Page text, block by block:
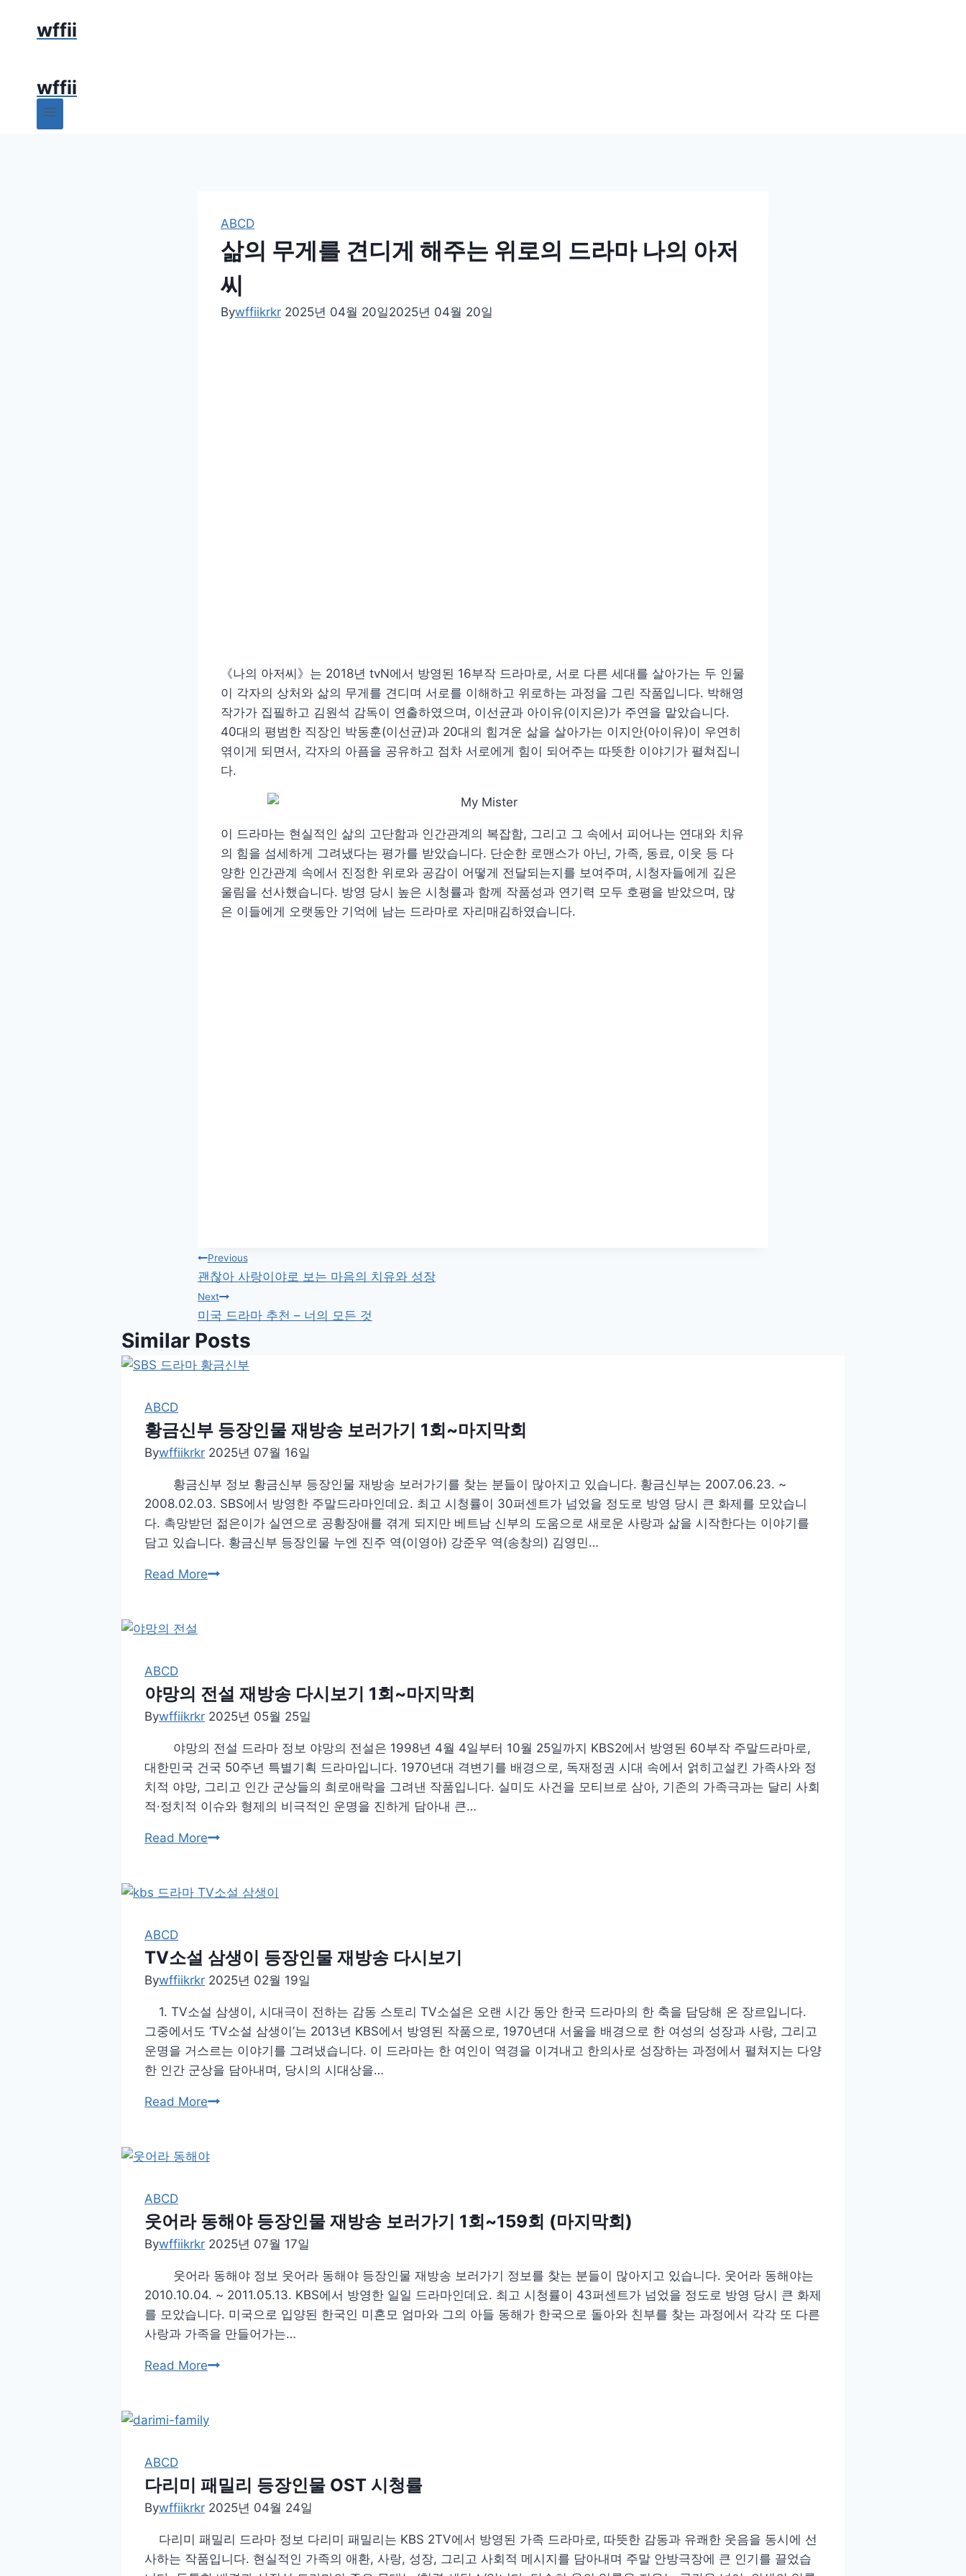
wffii
wffii
ABCD
삶의 무게를 견디게 해주는 위로의 드라마 나의 아저
씨
Bywffiikrkr 2025년 04월 20일2025년 04월 20일
《나의 아저씨》는 2018년 tvN에서 방영된 16부작 드라마로, 서로 다른 세대를 살아가는 두 인물
이 각자의 상처와 삶의 무게를 견디며 서로를 이해하고 위로하는 과정을 그린 작품입니다. 박해영
작가가 집필하고 김원석 감독이 연출하였으며, 이선균과 아이유(이지은)가 주연을 맡았습니다.
40대의 평범한 직장인 박동훈(이선균)과 20대의 힘겨운 삶을 살아가는 이지안(아이유)이 우연히
엮이게 되면서, 각자의 아픔을 공유하고 점차 서로에게 힘이 되어주는 따뜻한 이야기가 펼쳐집니
다.
이 드라마는 현실적인 삶의 고단함과 인간관계의 복잡함, 그리고 그 속에서 피어나는 연대와 치유
의 힘을 섬세하게 그려냈다는 평가를 받았습니다. 단순한 로맨스가 아닌, 가족, 동료, 이웃 등 다
양한 인간관계 속에서 진정한 위로와 공감이 어떻게 전달되는지를 보여주며, 시청자들에게 깊은
울림을 선사했습니다. 방영 당시 높은 시청률과 함께 작품성과 연기력 모두 호평을 받았으며, 많
은 이들에게 오랫동안 기억에 남는 드라마로 자리매김하였습니다.
글
탐
색
Previous
괜찮아 사랑이야로 보는 마음의 치유와 성장
Next
미국 드라마 추천 – 너의 모든 것
Similar Posts
ABCD
황금신부 등장인물 재방송 보러가기 1회~마지막회
Bywffiikrkr 2025년 07월 16일
황금신부 정보 황금신부 등장인물 재방송 보러가기를 찾는 분들이 많아지고 있습니다. 황금신부는 2007.06.23. ~
2008.02.03. SBS에서 방영한 주말드라마인데요. 최고 시청률이 30퍼센트가 넘었을 정도로 방영 당시 큰 화제를 모았습니
다. 촉망받던 젊은이가 실연으로 공황장애를 겪게 되지만 베트남 신부의 도움으로 새로운 사랑과 삶을 시작한다는 이야기를
담고 있습니다. 황금신부 등장인물 누엔 진주 역(이영아) 강준우 역(송창의) 김영민…
Read More황
인
물
방
송
보
러
기
회
막
회
ABCD
야망의 전설 재방송 다시보기 1회~마지막회
Bywffiikrkr 2025년 05월 25일
야망의 전설 드라마 정보 야망의 전설은 1998년 4월 4일부터 10월 25일까지 KBS2에서 방영된 60부작 주말드라마로,
대한민국 건국 50주년 특별기획 드라마입니다. 1970년대 격변기를 배경으로, 독재정권 시대 속에서 얽히고설킨 가족사와 정
치적 야망, 그리고 인간 군상들의 희로애락을 그려낸 작품입니다. 실미도 사건을 모티브로 삼아, 기존의 가족극과는 달리 사회
적·정치적 이슈와 형제의 비극적인 운명을 진하게 담아내 큰…
Read More야
전
방
송
시
보
기
1
~
지
막
ABCD
TV소설 삼생이 등장인물 재방송 다시보기
Bywffiikrkr 2025년 02월 19일
1. TV소설 삼생이, 시대극이 전하는 감동 스토리 TV소설은 오랜 시간 동안 한국 드라마의 한 축을 담당해 온 장르입니다.
그중에서도 ‘TV소설 삼생이’는 2013년 KBS에서 방영된 작품으로, 1970년대 서울을 배경으로 한 여성의 성장과 사랑, 그리고
운명을 거스르는 이야기를 그려냈습니다. 이 드라마는 한 여인이 역경을 이겨내고 한의사로 성장하는 과정에서 펼쳐지는 다양
한 인간 군상을 담아내며, 당시의 시대상을…
Read MoreTV
삼
등
장
물
재
방
송
시
ABCD
웃어라 동해야 등장인물 재방송 보러가기 1회~159회 (마지막회)
Bywffiikrkr 2025년 07월 17일
웃어라 동해야 정보 웃어라 동해야 등장인물 재방송 보러가기 정보를 찾는 분들이 많아지고 있습니다. 웃어라 동해야는
2010.10.04. ~ 2011.05.13. KBS에서 방영한 일일 드라마인데요. 최고 시청률이 43퍼센트가 넘었을 정도로 방영 당시 큰 화제
를 모았습니다. 미국으로 입양된 한국인 미혼모 엄마와 그의 아들 동해가 한국으로 돌아와 친부를 찾는 과정에서 각각 또 다른
사랑과 가족을 만들어가는…
Read More웃
동
등
장
물
재
ABCD
다리미 패밀리 등장인물 OST 시청률
Bywffiikrkr 2025년 04월 24일
다리미 패밀리 드라마 정보 다리미 패밀리는 KBS 2TV에서 방영된 가족 드라마로, 따뜻한 감동과 유쾌한 웃음을 동시에 선
사하는 작품입니다. 현실적인 가족의 애환, 사랑, 성장, 그리고 사회적 메시지를 담아내며 주말 안방극장에 큰 인기를 끌었습